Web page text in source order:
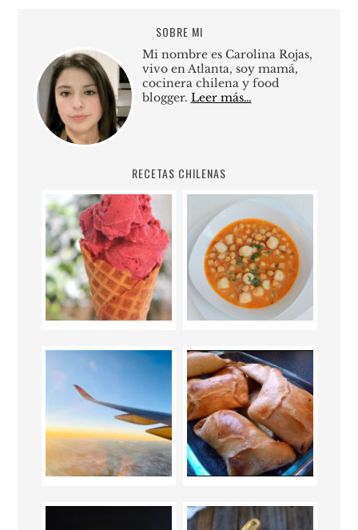
SOBRE MI
Mi nombre es Carolina Rojas,
vivo en Atlanta, soy mamá,
cocinera chilena y food
blogger. Leer más…
RECETAS CHILENAS